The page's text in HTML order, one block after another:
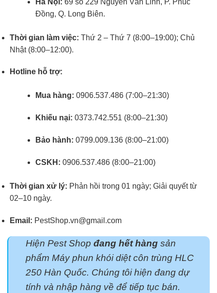
Đồng, Q. Long Biên.
Thời gian làm việc: Thứ 2 – Thứ 7 (8:00–19:00); Chủ
Nhật (8:00–12:00).
Hotline hỗ trợ:
Mua hàng: 0906.537.486 (7:00–21:30)
Khiếu nại: 0373.742.551 (8:00–21:30)
Bảo hành: 0799.009.136 (8:00–21:00)
CSKH: 0906.537.486 (8:00–21:00)
Thời gian xử lý: Phản hồi trong 01 ngày; Giải quyết từ
02–10 ngày.
Email: PestShop.vn@gmail.com
Hiện Pest Shop đang hết hàng sản
phẩm Máy phun khói diệt côn trùng HLC
250 Hàn Quốc. Chúng tôi hiện đang dự
tính và nhập hàng về để tiếp tục bán.